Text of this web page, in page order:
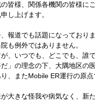
皆様、関係各機関の皆様に
し上げます。
報道でも話題になっており
も例外ではありません。
、いつでも、どこでも、誰
」の理念の下、大隅地区の
、またMobile ER運行の原
大きな怪我や病気なく、新